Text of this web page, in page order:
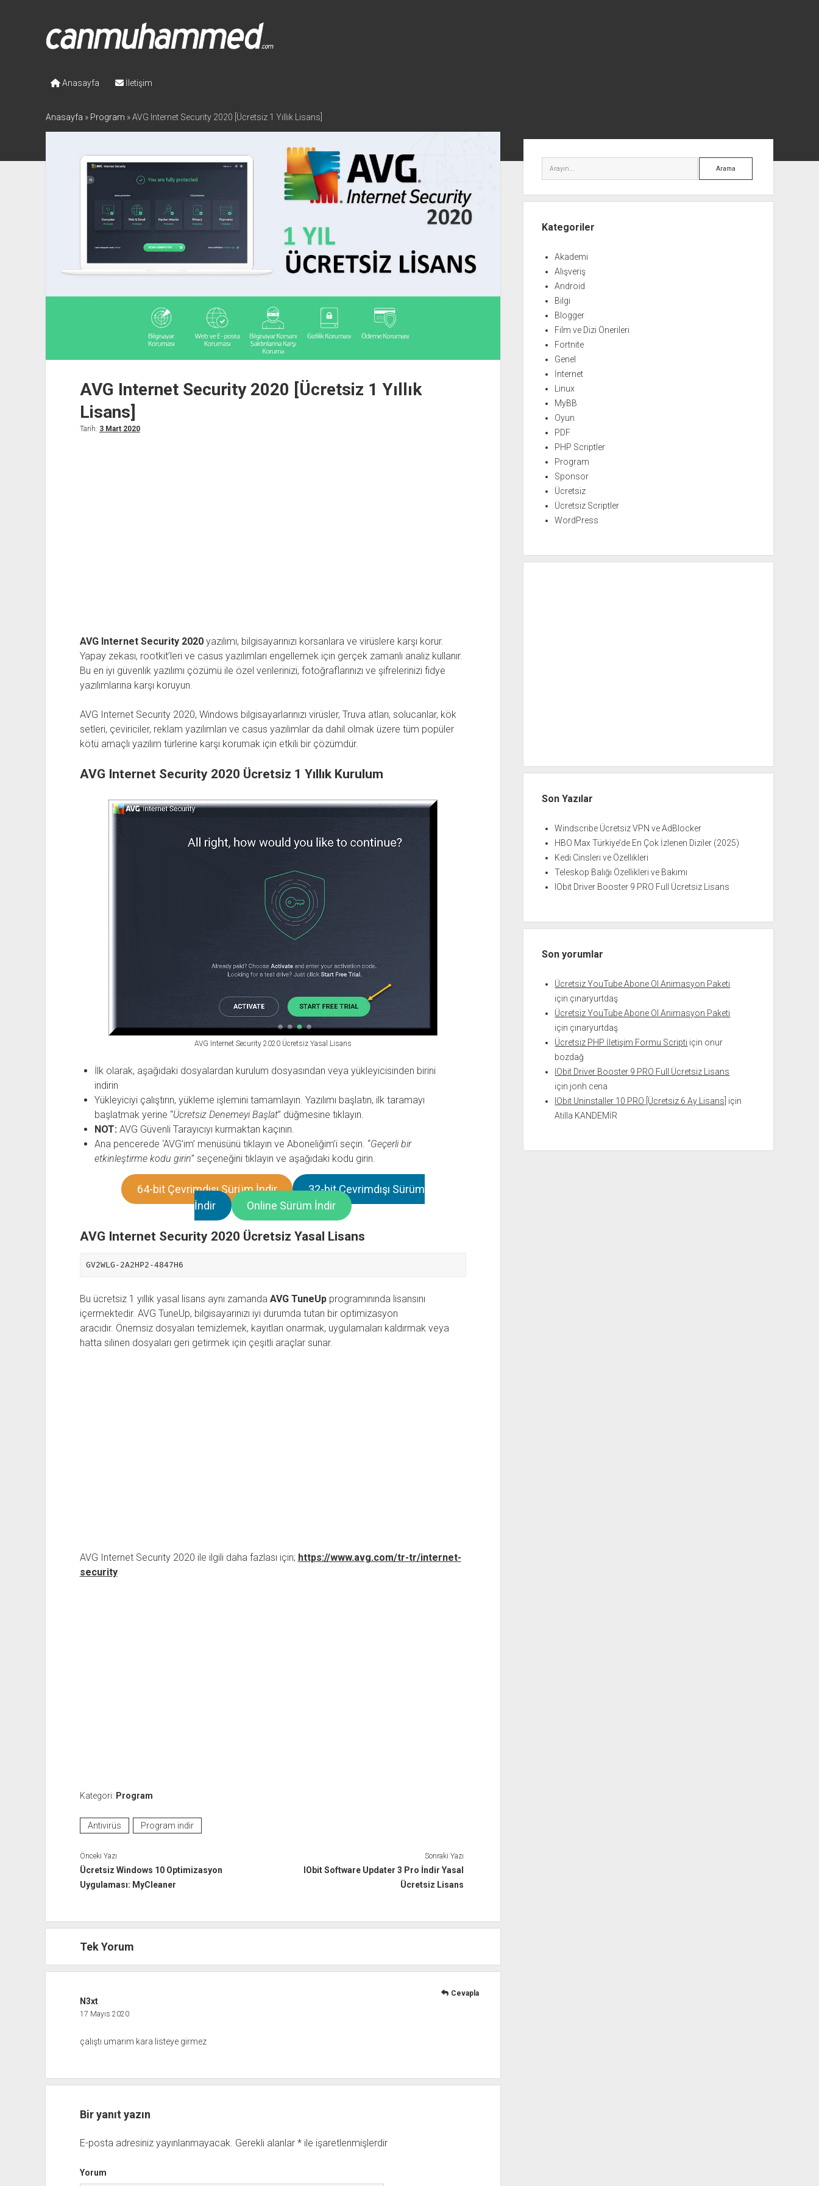
Canmuhammed.com
Anasayfa İletişim
Anasayfa » Program »AVG Internet Security 2020 [Ücretsiz 1 Yıllık Lisans]
AVG Internet Security 2020 [Ücretsiz 1 Yıllık
Lisans]
Tarih: 3 Mart 2020
AVG Internet Security 2020yazılımı, bilgisayarınızı korsanlara ve virüslere karşı korur.
Yapay zekası, rootkit’leri ve casus yazılımları engellemek için gerçek zamanlı analiz kullanır.
Bu en iyi güvenlik yazılımı çözümü ile özel verilerinizi, fotoğraflarınızı ve şifrelerinizi fidye
yazılımlarına karşı koruyun.
AVG Internet Security 2020, Windows bilgisayarlarınızı virüsler, Truva atları, solucanlar, kök
setleri, çeviriciler, reklam yazılımları ve casus yazılımlar da dahil olmak üzere tüm popüler
kötü amaçlı yazılım türlerine karşı korumak için etkili bir çözümdür.
AVG Internet Security 2020 Ücretsiz 1 Yıllık Kurulum
AVG Internet Security 2020 Ücretsiz Yasal Lisans
İlk olarak, aşağıdaki dosyalardan kurulum dosyasından veya yükleyicisinden birini
indirin
Yükleyiciyi çalıştırın, yükleme işlemini tamamlayın. Yazılımı başlatın, ilk taramayı
başlatmak yerine “Ücretsiz Denemeyi Başlat” düğmesine tıklayın.
NOT: AVG Güvenli Tarayıcıyı kurmaktan kaçının.
Ana pencerede ‘AVG’im’ menüsünü tıklayın ve Aboneliğim’i seçin. “Geçerli bir
etkinleştirme kodu girin” seçeneğini tıklayın ve aşağıdaki kodu girin.
64-bit Çevrimdışı Sürüm İndir
32-bit Çevrimdışı Sürüm
İndir
Online Sürüm İndir
AVG Internet Security 2020 Ücretsiz Yasal Lisans
GV2WLG-2A2HP2-4847H6
Bu ücretsiz 1 yıllık yasal lisans aynı zamanda AVG TuneUpprogramınında lisansını
içermektedir. AVG TuneUp, bilgisayarınızı iyi durumda tutan bir optimizasyon
aracıdır. Önemsiz dosyaları temizlemek, kayıtları onarmak, uygulamaları kaldırmak veya
hatta silinen dosyaları geri getirmek için çeşitli araçlar sunar.
AVG Internet Security 2020 ile ilgili daha fazlası için; https://www.avg.com/tr-tr/internet-
security
Kategori: Program
Antivirüs Program indir
Önceki Yazı
Ücretsiz Windows 10 Optimizasyon
Uygulaması: MyCleaner
Sonraki Yazı
IObit Software Updater 3 Pro İndir Yasal
Ücretsiz Lisans
Tek Yorum
N3xt
17 Mayıs 2020
çalıştı umarım kara listeye girmez
Cevapla
Bir yanıt yazın
E-posta adresiniz yayınlanmayacak. Gerekli alanlar *ile işaretlenmişlerdir
Yorum
Menü
Arama
Kategoriler
Akademi
Alışveriş
Android
Bilgi
Blogger
Film ve Dizi Önerileri
Fortnite
Genel
İnternet
Linux
MyBB
Oyun
PDF
PHP Scriptler
Program
Sponsor
Ücretsiz
Ücretsiz Scriptler
WordPress
Son Yazılar
Windscribe Ücretsiz VPN ve AdBlocker
HBO Max Türkiye’de En Çok İzlenen Diziler (2025)
Kedi Cinsleri ve Özellikleri
Teleskop Balığı Özellikleri ve Bakımı
IObit Driver Booster 9 PRO Full Ücretsiz Lisans
Son yorumlar
Ücretsiz YouTube Abone Ol Animasyon Paketi
için çınaryurtdaş
Ücretsiz YouTube Abone Ol Animasyon Paketi
için çınaryurtdaş
Ücretsiz PHP İletişim Formu Scripti için onur
bozdağ
IObit Driver Booster 9 PRO Full Ücretsiz Lisans
için jonh cena
IObit Uninstaller 10 PRO [Ücretsiz 6 Ay Lisans] için
Atilla KANDEMİR